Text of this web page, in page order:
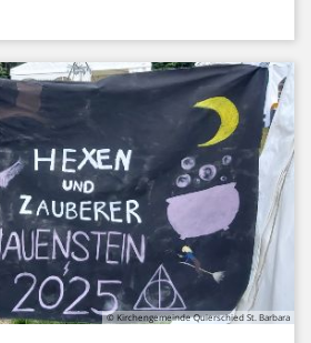
© Kirchengemeinde Quierschied St. Barbara